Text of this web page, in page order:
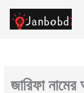
content
জারিফা নামের